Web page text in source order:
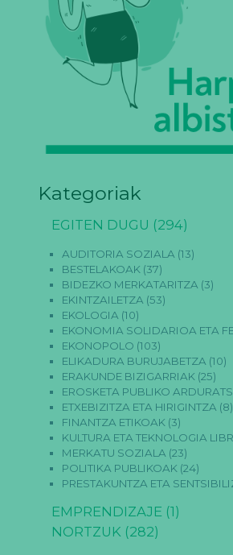
Kategoriak
EGITEN DUGU (294)
AUDITORIA SOZIALA (13)
BESTELAKOAK (37)
BIDEZKO MERKATARITZA (3)
EKINTZAILETZA (53)
EKOLOGIA (10)
EKONOMIA SOLIDARIOA ETA
EKONOPOLO (103)
ELIKADURA BURUJABETZA (10)
ERAKUNDE BIZIGARRIAK (25)
EROSKETA PUBLIKO
ETXEBIZITZA ETA HIRIGINTZA (8)
FINANTZA ETIKOAK (3)
KULTURA ETA TEKNOLOGIA
MERKATU SOZIALA (23)
POLITIKA PUBLIKOAK (24)
PRESTAKUNTZA ETA
EMPRENDIZAJE(1)
NORTZUK(282)